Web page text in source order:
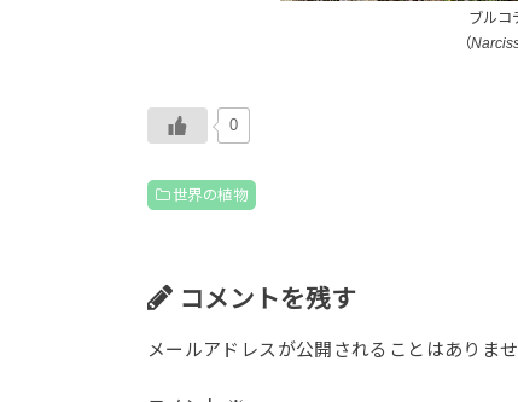
ブルコ
（
0
世界の植物
コメントを残す
メールアドレスが公開されることはありませ